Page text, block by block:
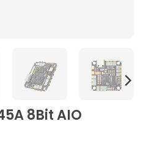
8Bit AIO